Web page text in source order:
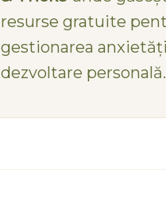
resurse gratuite
gestionarea
dezvoltare personală.